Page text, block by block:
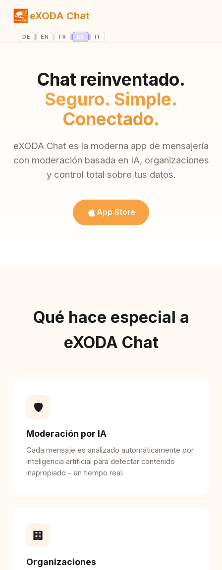
eXODA Chat
DE EN FR ES IT
Chat reinventado.
Seguro. Simple.
Conectado.
eXODA Chat es la moderna app de mensajería
con moderación basada en IA, organizaciones
y control total sobre tus datos.
App Store
Qué hace especial a
eXODA Chat
🛡️
Moderación por IA
Cada mensaje es analizado automáticamente por
inteligencia artificial para detectar contenido
inapropiado – en tiempo real.
🏢
Organizaciones